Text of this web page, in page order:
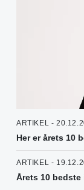
ARTIKEL -
Her er årets 10
ARTIKEL -
Årets 10